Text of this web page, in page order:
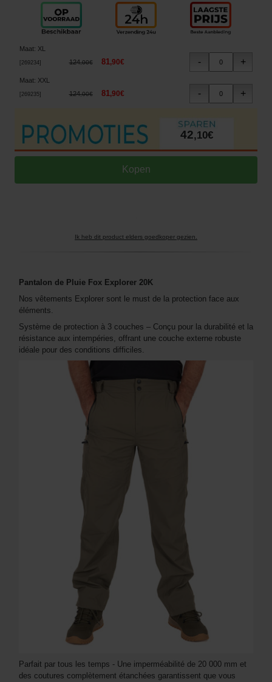
Maat: XL
269234] 124,00€ 81,90€
Maat: XXL
269235] 124,00€ 81,90€
42,10€
Ik heb dit product elders goedkoper gezien.
Pantalon de Pluie Fox Explorer 20K
Nos vêtements Explorer sont le must de la protection face aux
éléments.
Système de protection à 3 couches – Conçu pour la durabilité et la
résistance aux intempéries, offrant une couche externe robuste
idéale pour des conditions difficiles.
Parfait par tous les temps - Une imperméabilité de 20 000 mm et
des coutures complètement étanchées garantissent que vous